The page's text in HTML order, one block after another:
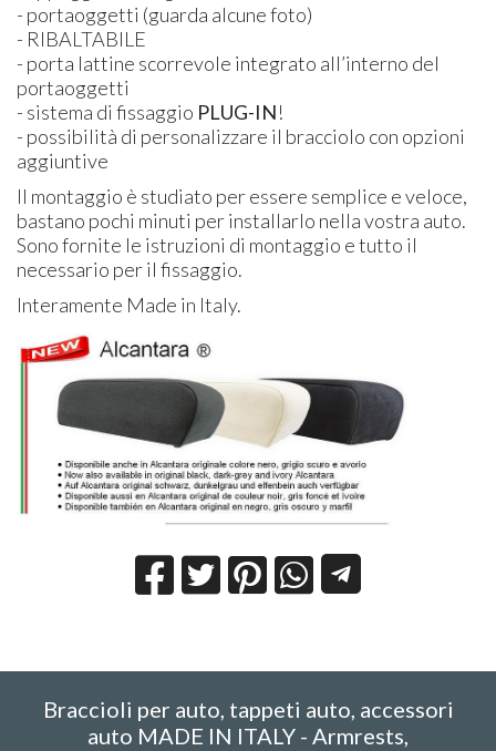
- portaoggetti (guarda alcune foto)
- RIBALTABILE
- porta lattine scorrevole integrato all’interno del
portaoggetti
- sistema di fissaggio PLUG-IN!
- possibilità di personalizzare il bracciolo con opzioni
aggiuntive
Il montaggio è studiato per essere semplice e veloce,
bastano pochi minuti per installarlo nella vostra auto.
Sono fornite le istruzioni di montaggio e tutto il
necessario per il fissaggio.
Interamente Made in Italy.
Braccioli per auto, tappeti auto, accessori
auto MADE IN ITALY - Armrests,